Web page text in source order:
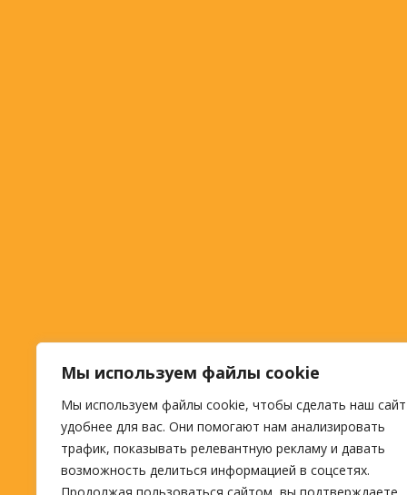
Мы используем файлы cookie
Мы используем файлы cookie, чтобы сделать наш сайт
удобнее для вас. Они помогают нам анализировать
трафик, показывать релевантную рекламу и давать
возможность делиться информацией в соцсетях.